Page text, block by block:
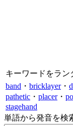
キーワードをラ
band ・ bricklayer・
pathetic ・ placer・
stagehand
単語から発音を検